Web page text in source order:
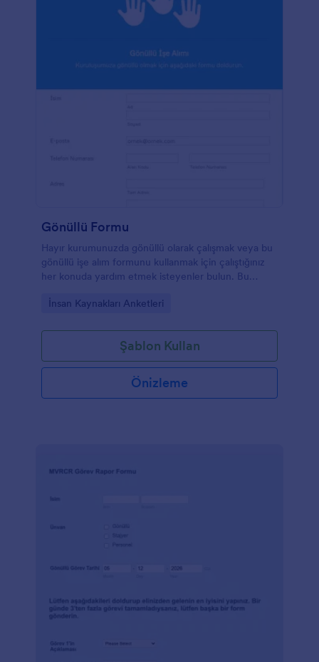
Gönüllü Formu
Hayır kurumunuzda gönüllü olarak çalışmak veya bu
gönüllü işe alım formunu kullanmak için çalıştığınız
her konuda yardım etmek isteyenler bulun. Bu
ve görevlerini, yardım için harcayacakları gün ve
yardımcı olacaktır. Toplumda daha az şanslı olanlara
yardım sağlamak ve yaşamları için yol ve araç
sağlamak için bu işe alım formu şablonunu kullanın.
Bu işe alım formunu kullanarak, gönüllülerin kendi
topluluklarında gönüllü olmaları yoluyla aktif
Go to Category:
İnsan Kaynakları Anketleri
Şablon Kullan
Önizleme